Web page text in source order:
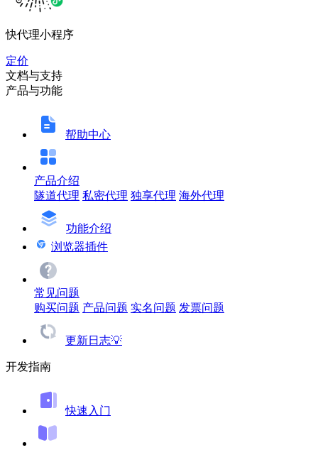
快代理小程序
定价
文档与支持
产品与功能
帮助中心
产品介绍
隧道代理 私密代理 独享代理 海外代理
功能介绍
浏览器插件
常见问题
购买问题 产品问题 实名问题 发票问题
更新日志💡
开发指南
快速入门